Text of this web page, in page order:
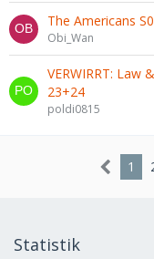
The Americans
Obi_Wan
VERWIRRT: Law
23+24
poldi0815
1
Statistik